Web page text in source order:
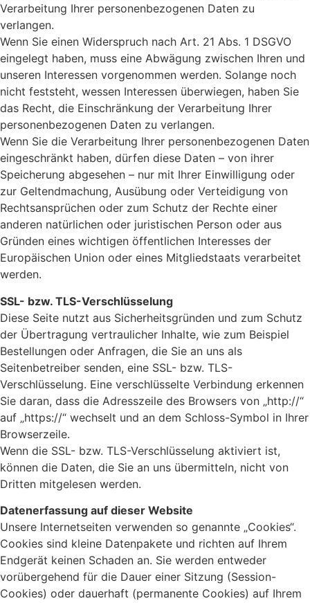
Verarbeitung Ihrer personenbezogenen Daten zu
verlangen.
Wenn Sie einen Widerspruch nach Art. 21 Abs. 1 DSGVO
eingelegt haben, muss eine Abwägung zwischen Ihren und
unseren Interessen vorgenommen werden. Solange noch
nicht feststeht, wessen Interessen überwiegen, haben Sie
das Recht, die Einschränkung der Verarbeitung Ihrer
personenbezogenen Daten zu verlangen.
Wenn Sie die Verarbeitung Ihrer personenbezogenen Daten
eingeschränkt haben, dürfen diese Daten – von ihrer
Speicherung abgesehen – nur mit Ihrer Einwilligung oder
zur Geltendmachung, Ausübung oder Verteidigung von
Rechtsansprüchen oder zum Schutz der Rechte einer
anderen natürlichen oder juristischen Person oder aus
Gründen eines wichtigen öffentlichen Interesses der
Europäischen Union oder eines Mitgliedstaats verarbeitet
werden.
SSL- bzw. TLS-Verschlüsselung
Diese Seite nutzt aus Sicherheitsgründen und zum Schutz
der Übertragung vertraulicher Inhalte, wie zum Beispiel
Bestellungen oder Anfragen, die Sie an uns als
Seitenbetreiber senden, eine SSL- bzw. TLS-
Verschlüsselung. Eine verschlüsselte Verbindung erkennen
Sie daran, dass die Adresszeile des Browsers von „http://“
auf „https://“ wechselt und an dem Schloss-Symbol in Ihrer
Browserzeile.
Wenn die SSL- bzw. TLS-Verschlüsselung aktiviert ist,
können die Daten, die Sie an uns übermitteln, nicht von
Dritten mitgelesen werden.
Datenerfassung auf dieser Website
Unsere Internetseiten verwenden so genannte „Cookies“.
Cookies sind kleine Datenpakete und richten auf Ihrem
Endgerät keinen Schaden an. Sie werden entweder
vorübergehend für die Dauer einer Sitzung (Session-
Cookies) oder dauerhaft (permanente Cookies) auf Ihrem